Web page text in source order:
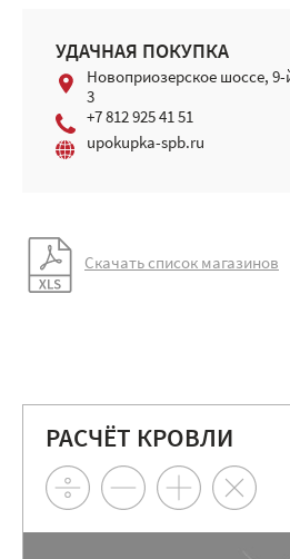
УДАЧНАЯ ПОКУПКА
Новоприозерское шоссе,
3
+7 812 925 41 51
upokupka-spb.ru
Скачать список магазинов
РАСЧЁТ КРОВЛИ